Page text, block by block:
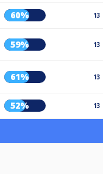
60% 13
59% 13
61% 13
52% 13